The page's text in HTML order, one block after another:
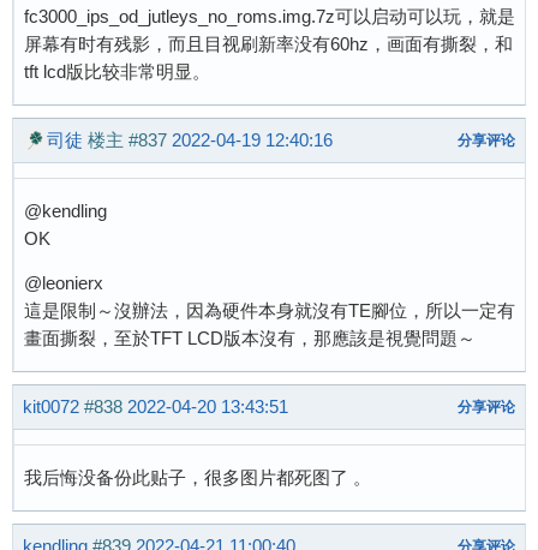
fc3000_ips_od_jutleys_no_roms.img.7z可以启动可以玩，就是
屏幕有时有残影，而且目视刷新率没有60hz，画面有撕裂，和
tft lcd版比较非常明显。
司徒 楼主 #837 2022-04-19 12:40:16 分享评论
@kendling
OK
@leonierx
這是限制～沒辦法，因為硬件本身就沒有TE腳位，所以一定有
畫面撕裂，至於TFT LCD版本沒有，那應該是視覺問題～
kit0072 #838 2022-04-20 13:43:51 分享评论
我后悔没备份此贴子，很多图片都死图了 。
分享评论